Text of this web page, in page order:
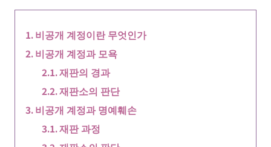
비공개 계정이란 무엇인가
비공개 계정과 모욕
재판의 경과
재판소의 판단
비공개 계정과 명예훼손
재판 과정